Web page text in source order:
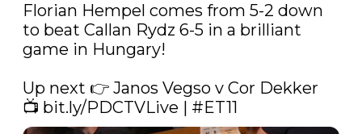
Florian Hempel comes from 5-2 down
to beat Callan Rydz 6-5 in a brilliant
game in Hungary!
Up next 👉 Janos Vegso v Cor Dekker
📺 bit.ly/PDCTVLive | #ET11